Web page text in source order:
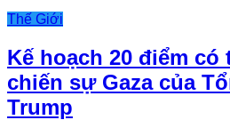
Thế Giới
Kế hoạch 20 điểm có
chiến sự Gaza của
Trump